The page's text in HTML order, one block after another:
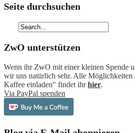
Seite durchsuchen
ZwO unterstützen
Wenn ihr ZwO mit einer kleinen Spende
wir uns natürlich sehr. Alle
Kaffee einladen" findet ihrhier.
Via PayPal spenden